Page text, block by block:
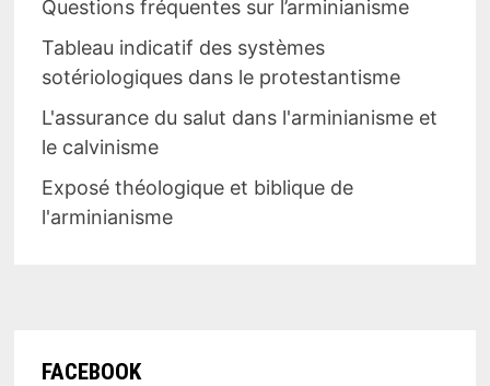
Questions fréquentes sur l’arminianisme
Tableau indicatif des systèmes
sotériologiques dans le protestantisme
L'assurance du salut dans l'arminianisme et
le calvinisme
Exposé théologique et biblique de
l'arminianisme
FACEBOOK